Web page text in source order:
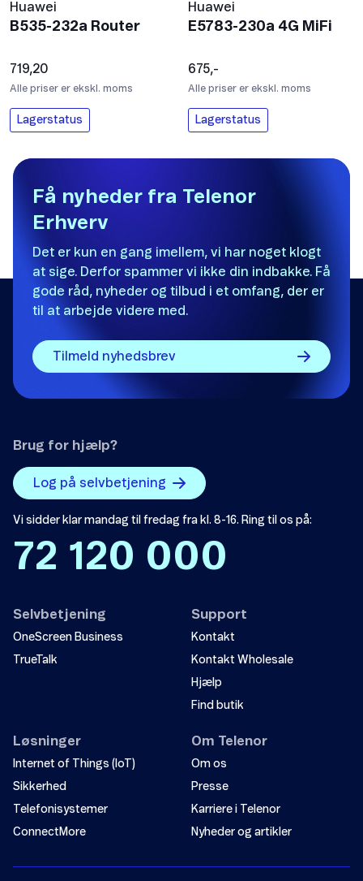
Huawei
B535-232a Router
719,20
Alle priser er ekskl. moms
Lagerstatus
Huawei
E5783-230a 4G MiFi
675,-
Alle priser er ekskl. moms
Lagerstatus
Få nyheder fra Telenor
Erhverv
Det er kun en gang imellem, vi har noget klogt
at sige. Derfor spammer vi ikke din indbakke. Få
gode råd, nyheder og tilbud i et omfang, der er
til at arbejde videre med.
Tilmeld nyhedsbrev
Brug for hjælp?
Log på selvbetjening
Vi sidder klar mandag til fredag fra kl. 8-16. Ring til os på:
72 120 000
Selvbetjening
OneScreen Business
TrueTalk
Support
Kontakt
Kontakt Wholesale
Hjælp
Find butik
Løsninger
Internet of Things (IoT)
Sikkerhed
Telefonisystemer
ConnectMore
Om Telenor
Om os
Presse
Karriere i Telenor
Nyheder og artikler